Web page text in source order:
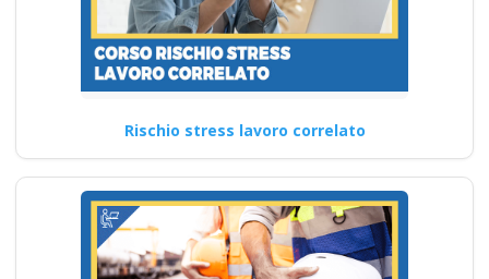
medio alto
Riconoscimento
della formazione con
centro di formazione
ente scuola
bilaterale
associazione
Rischio stress lavoro correlato